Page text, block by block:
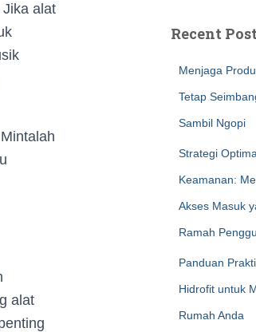
alat
alat
Recent
Menjaga
Tetap
Sambil Ngopi
Strategi
Keamanan:
Akses Masuk
Ramah
Panduan
Hidrofit untuk
Rumah Anda